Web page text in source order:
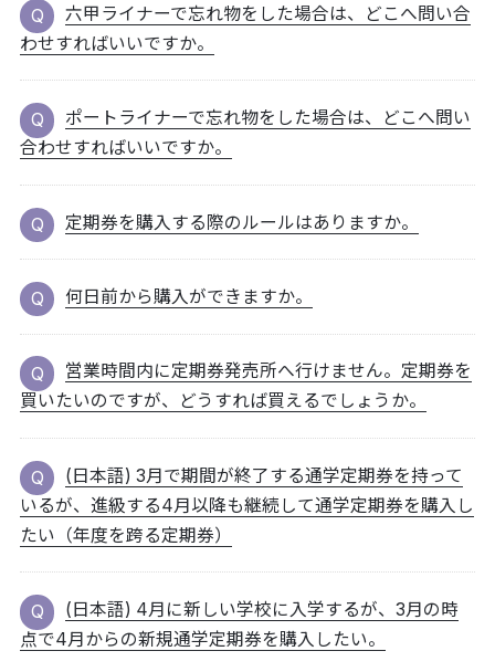
六甲ライナーで忘れ物をした場合は、どこへ問い合
わせすればいいですか。
ポートライナーで忘れ物をした場合は、どこへ問い
合わせすればいいですか。
定期券を購入する際のルールはありますか。
何日前から購入ができますか。
営業時間内に定期券発売所へ行けません。定期券を
買いたいのですが、どうすれば買えるでしょうか。
(日本語) 3月で期間が終了する通学定期券を持って
いるが、進級する4月以降も継続して通学定期券を購入し
たい（年度を跨る定期券）
(日本語) 4月に新しい学校に入学するが、3月の時
点で4月からの新規通学定期券を購入したい。